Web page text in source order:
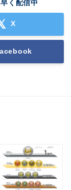
く配信中
X